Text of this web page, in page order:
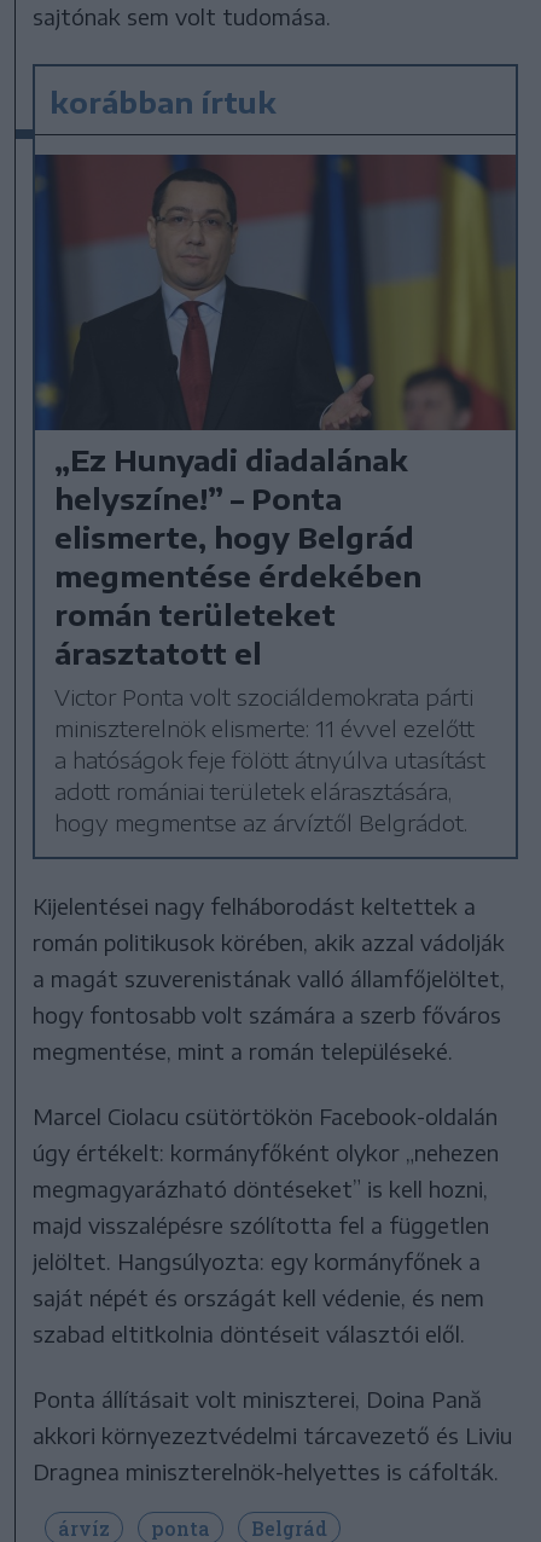
sajtónak sem volt tudomása.
korábban írtuk
„Ez Hunyadi diadalának
helyszíne!” – Ponta
elismerte, hogy Belgrád
megmentése érdekében
román területeket
árasztatott el
Victor Ponta volt szociáldemokrata párti
miniszterelnök elismerte: 11 évvel ezelőtt
a hatóságok feje fölött átnyúlva utasítást
adott romániai területek elárasztására,
hogy megmentse az árvíztől Belgrádot.
Kijelentései nagy felháborodást keltettek a
román politikusok körében, akik azzal vádolják
a magát szuverenistának valló államfőjelöltet,
hogy fontosabb volt számára a szerb főváros
megmentése, mint a román településeké.
Marcel Ciolacu csütörtökön Facebook-oldalán
úgy értékelt: kormányfőként olykor „nehezen
megmagyarázható döntéseket” is kell hozni,
majd visszalépésre szólította fel a független
jelöltet. Hangsúlyozta: egy kormányfőnek a
saját népét és országát kell védenie, és nem
szabad eltitkolnia döntéseit választói elől.
Ponta állításait volt miniszterei, Doina Pană
akkori környezeztvédelmi tárcavezető és Liviu
Dragnea miniszterelnök-helyettes is cáfolták.
árvíz ponta
Belgrád